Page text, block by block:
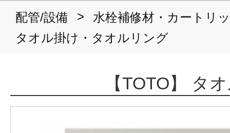
配管/設備 >
水栓補修材・カートリ
タオル掛け・タオルリング
【TOTO】 タ